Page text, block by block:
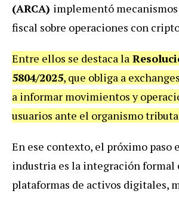
(ARCA) implementó
fiscal sobre operaciones con
Entre ellos se destaca la
5804/2025, que obliga a
a informar movimientos y
usuarios ante el organismo
En ese contexto, el próximo paso
industria es la integración formal
plataformas de activos digitales,